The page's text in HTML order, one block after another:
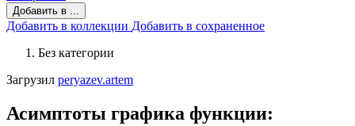
Добавить в ...
Добавить в коллекции Добавить в сохраненное
Без категории
Загрузил peryazev.artem
Асимптоты графика функции: